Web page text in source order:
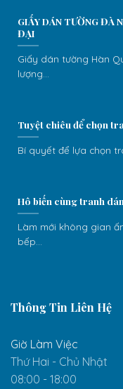
GIẤY DÁN TƯỜNG ĐÀ
ĐẠI
Giấy dán tường Hàn
lượng...
Tuyệt chiêu để chọn
Bí quyết để lựa chọn
Hô biến cùng tranh
Làm mới không gian
bếp...
Thông Tin Liên Hệ
Giờ Làm Việc
Thứ Hai - Chủ Nhật
08:00 - 18:00